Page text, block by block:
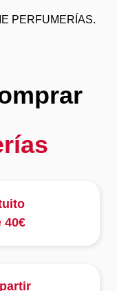
PERFUMERÍAS.
40€